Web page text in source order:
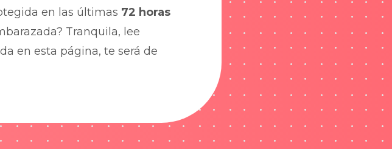
en las últimas 72 horas
Tranquila, lee
en esta página, te será de